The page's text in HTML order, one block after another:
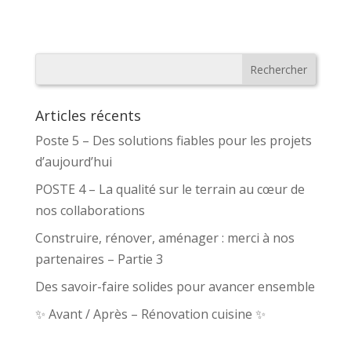
Articles récents
Poste 5 – Des solutions fiables pour les projets
d’aujourd’hui
POSTE 4 – La qualité sur le terrain au cœur de
nos collaborations
Construire, rénover, aménager : merci à nos
partenaires – Partie 3
Des savoir-faire solides pour avancer ensemble
✨ Avant / Après – Rénovation cuisine ✨